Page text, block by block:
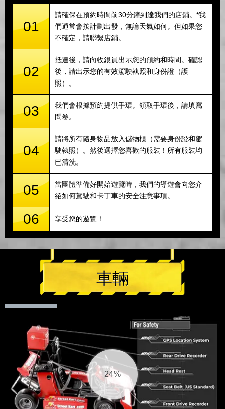
01
請確保在預約時間前30分鐘到達我們的店鋪。*我
們通常會按計劃出發，無論天氣如何。但如果您
不確定，請聯繫店鋪。
02
抵達後，請向收銀員出示您的預約和時間。確認
後，請出示您的有效駕駛執照和身份證（護
照）。
03
我們會根據預約提供手環。領取手環後，請填寫
問卷。
04
請將所有隨身物品放入儲物櫃（需要身份證和駕
駛執照）。然後選擇您喜歡的服裝！所有服裝均
已清洗。
05
當團體準備好開始遊覽時，我們的導遊會向您介
紹如何駕駛和卡丁車的安全注意事項。
06 享受您的遊覽！
車輛
26%